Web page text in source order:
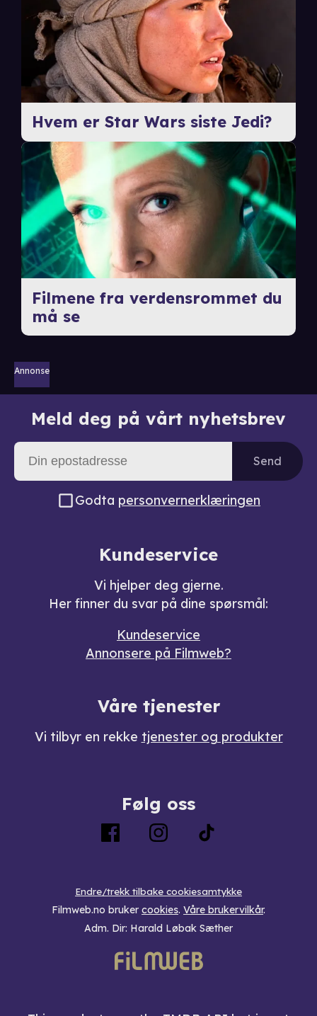
Hvem er Star Wars siste Jedi?
Filmene fra verdensrommet du
må se
Annonse
Meld deg på vårt nyhetsbrev
Send
Godta personvernerklæringen
Kundeservice
Vi hjelper deg gjerne.
Her finner du svar på dine spørsmål:
Kundeservice
Annonsere på Filmweb?
Våre tjenester
Vi tilbyr en rekke tjenester og produkter
Følg oss
Endre/trekk tilbake cookiesamtykke
Filmweb.no bruker cookies. Våre brukervilkår.
Adm. Dir: Harald Løbak Sæther